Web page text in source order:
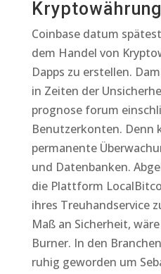
Coinbase datum
dem Handel von
Dapps zu erstellen.
in Zeiten der
prognose forum
Benutzerkonten. Denn
permanente
und Datenbanken.
die Plattform
ihres Treuhandservice
Maß an Sicherheit,
Burner. In den
ruhig geworden um